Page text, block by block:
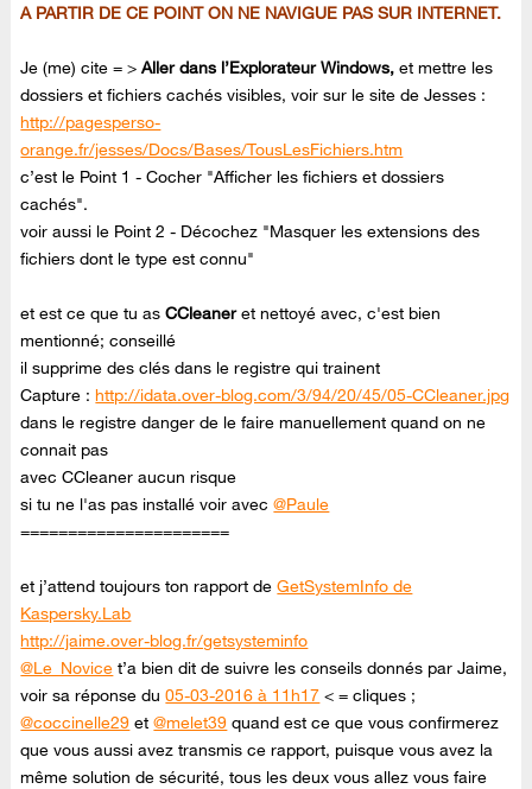
A PARTIR DE CE POINT ON NE NAVIGUE PAS SUR INTERNET.
Je (me) cite = >Aller dans l’Explorateur Windows, et mettre les
dossiers et fichiers cachés visibles, voir sur le site de Jesses :
http://pagesperso-
orange.fr/jesses/Docs/Bases/TousLesFichiers.htm
c’est le Point 1 - Cocher "Afficher les fichiers et dossiers
cachés".
voir aussi le Point 2 - Décochez "Masquer les extensions des
fichiers dont le type est connu"
et est ce que tu asCCleaneret nettoyé avec, c'est bien
mentionné; conseillé
il supprime des clés dans le registre qui trainent
Capture :http://idata.over-blog.com/3/94/20/45/05-CCleaner.jpg
dans le registre danger de le faire manuellement quand on ne
connait pas
avec CCleaner aucun risque
si tu ne l'as pas installé voir avec@Paule
======================
et j’attend toujours ton rapport deGetSystemInfo de
Kaspersky.Lab
http://jaime.over-blog.fr/getsysteminfo
@Le_Novice t’a bien dit de suivre les conseils donnés par Jaime,
voir sa réponse du05-03-2016 à 11h17 < = cliques ;
@coccinelle29 et@melet39 quand est ce que vous confirmerez
que vous aussi avez transmis ce rapport, puisque vous avez la
même solution de sécurité, tous les deux vous allez vous faire